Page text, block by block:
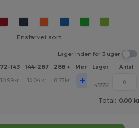
Ensfarvet sort
Lager Inden for 3 uger
72-143 144-287 288 + Mere Lager Antal
10.99 kr 10.04 kr 8.73 kr + 45554
Total: 0.00